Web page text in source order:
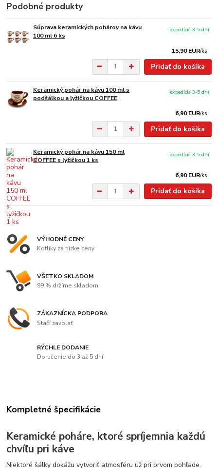
Podobné produkty
Súprava keramických pohárov na kávu
100 ml 6 ks
15,90 EUR/ks
expedícia 3-5 dní
Pridať do košíka
Keramický pohár na kávu 100 ml s
podšálkou a lyžičkou COFFEE
6,90 EUR/ks
expedícia 3-5 dní
Pridať do košíka
Keramický pohár na kávu 150 ml
COFFEE s lyžičkou 1 ks
6,90 EUR/ks
expedícia 3-5 dní
Pridať do košíka
VÝHODNÉ CENY
Kotlíky za nízke ceny
VŠETKO SKLADOM
99 % držíme skladom
ZÁKAZNÍCKA PODPORA
Stačí zavolať
RÝCHLE DODANIE
Doručenie do 3 až 5 dní
Kompletné špecifikácie
Keramické poháre, ktoré spríjemnia každú
chvíľu pri káve
Niektoré šálky dokážu vytvoriť atmosféru už pri prvom pohľade.